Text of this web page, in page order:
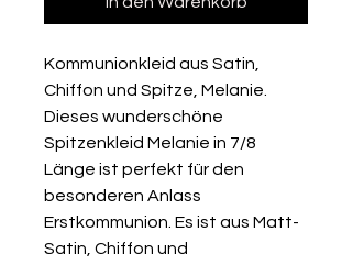
Kommunionkleid aus Satin,
Chiffon und Spitze, Melanie.
Dieses wunderschöne
Spitzenkleid Melanie in 7/8
Länge ist perfekt für den
besonderen Anlass
Erstkommunion. Es ist aus Matt-
Satin, Chiffon und